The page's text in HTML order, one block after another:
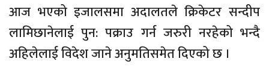
आज भएको इजालसमा अदालतले क्रिकेटर सन्दीप
लामिछानेलाई पुन: पक्राउ गर्न जरुरी नरहेको भन्दै
अहिलेलाई विदेश जाने अनुमतिसमेत दिएको छ ।